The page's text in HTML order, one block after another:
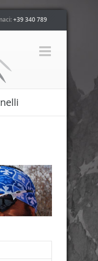
+39 340 789